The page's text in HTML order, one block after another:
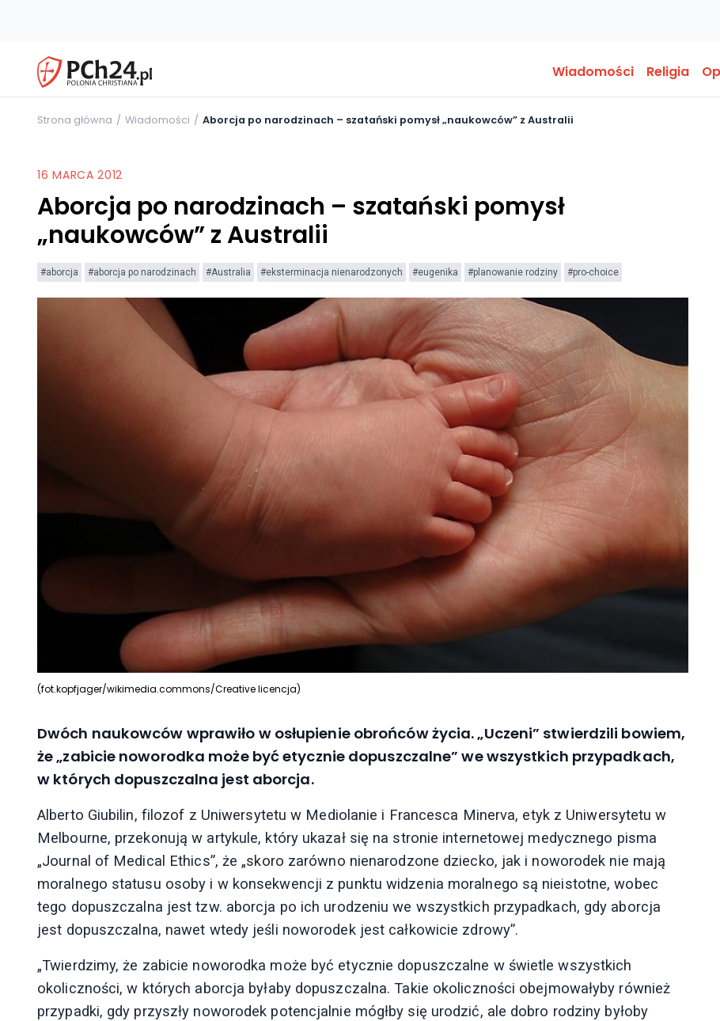
Wiadomości Religia
Strona główna Wiadomości Aborcja po narodzinach – szatański pomysł „naukowców” z Australii
16 MARCA 2012
Aborcja po narodzinach – szatański pomysł
„naukowców” z Australii
#aborcja #aborcja po narodzinach #Australia #eksterminacja nienarodzonych #eugenika #planowanie rodziny #pro-choice
(fot.kopfjager/wikimedia.commons/Creative licencja)
Dwóch naukowców wprawiło w osłupienie obrońców życia. „Uczeni” stwierdzili bowiem,
że „zabicie noworodka może być etycznie dopuszczalne” we wszystkich przypadkach,
w których dopuszczalna jest aborcja.
Alberto Giubilin, filozof z Uniwersytetu w Mediolanie i Francesca Minerva, etyk z Uniwersytetu w
Melbourne, przekonują w artykule, który ukazał się na stronie internetowej medycznego pisma
„Journal of Medical Ethics”, że „skoro zarówno nienarodzone dziecko, jak i noworodek nie mają
moralnego statusu osoby i w konsekwencji z punktu widzenia moralnego są nieistotne, wobec
tego dopuszczalna jest tzw. aborcja po ich urodzeniu we wszystkich przypadkach, gdy aborcja
jest dopuszczalna, nawet wtedy jeśli noworodek jest całkowicie zdrowy”.
„Twierdzimy, że zabicie noworodka może być etycznie dopuszczalne w świetle wszystkich
okoliczności, w których aborcja byłaby dopuszczalna. Takie okoliczności obejmowałyby również
przypadki, gdy przyszły noworodek potencjalnie mógłby się urodzić, ale dobro rodziny byłoby